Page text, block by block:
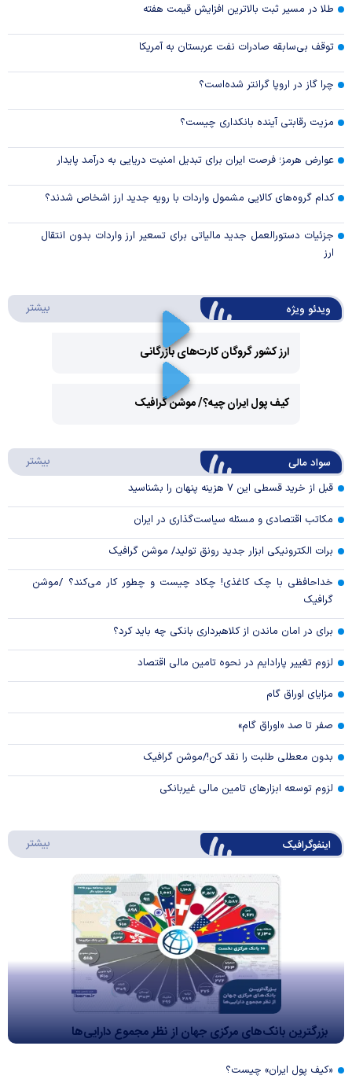
طلا در مسیر ثبت بالاترین افزایش قیمت هفته
توقف بی‌سابقه صادرات نفت عربستان به آمریکا
چرا گاز در اروپا گرانتر شده‌است؟
مزیت رقابتی آینده بانکداری چیست؟
عوارض هرمز؛ فرصت ایران برای تبدیل امنیت دریایی به درآمد پایدار
کدام گروه‌های کالایی مشمول واردات با رویه جدید ارز اشخاص شدند؟
جزئیات دستورالعمل جدید مالیاتی برای تسعیر ارز واردات بدون انتقال
ارز
ویدئو ویژه بیشتر
ارز کشور گروگان کارت‌های بازرگانی
Video
کیف پول ایران چیه؟/ موشن گرافیک
سواد مالی بیشتر
قبل از خرید قسطی این ۷ هزینه پنهان را بشناسید
مکاتب اقتصادی و مسئله سیاست‌گذاری در ایران
برات الکترونیکی ابزار جدید رونق تولید/ موشن گرافیک
خداحافظی با چک کاغذی! چکاد چیست و چطور کار می‌کند؟ /موشن
گرافیک
برای در امان ماندن از کلاهبرداری بانکی چه باید کرد؟
لزوم تغییر پارادایم در نحوه تامین مالی اقتصاد
مزایای اوراق گام
صفر تا صد «اوراق گام»
بدون معطلی طلبت را نقد کن!/موشن گرافیک
لزوم توسعه ابزارهای تامین مالی غیربانکی
اینفوگرافیک بیشتر
بزرگترین بانک‌های مرکزی جهان از نظر مجموع دارایی‌ها
«کیف پول ایران» چیست؟